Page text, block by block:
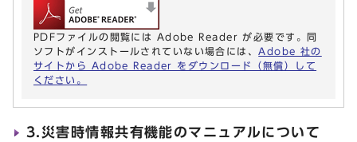
PDFファイルの閲覧には Adobe Reader が必要です。同
ソフトがインストールされていない場合には、 Adobe 社の
サイトから Adobe Reader をダウンロード（無償）して
ください。
3.災害時情報共有機能のマニュアルについて